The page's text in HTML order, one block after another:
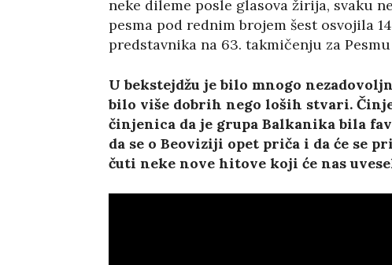
neke dileme posle glasova žirija, svaku
pesma pod rednim brojem šest osvojila
predstavnika na 63. takmičenju za
U bekstejdžu je bilo mnogo
bilo više dobrih nego loših stvari.
činjenica da je grupa Balkanika bila
da se o Beoviziji opet priča i da će se
čuti neke nove hitove koji će nas